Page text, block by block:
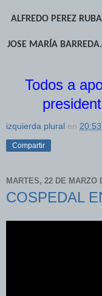
ALFREDO PEREZ
JOSE MARÍA
Todos a
izquierda plural en 20:53
Compartir
MARTES, 22 DE MARZO
COSPEDAL